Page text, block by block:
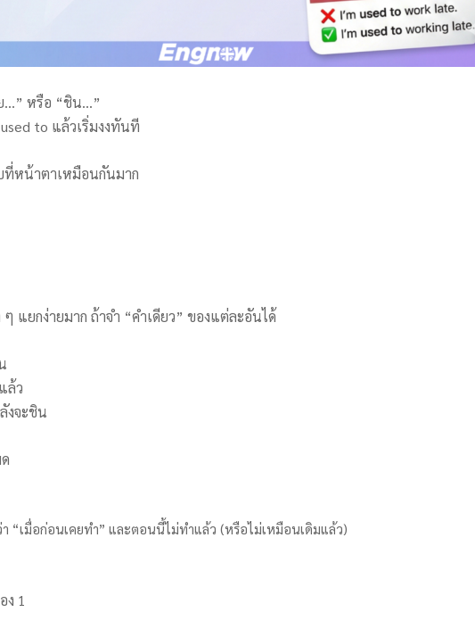
…” หรือ “ชิน…”
to แล้วเริ่มงงทันที
หน้าตาเหมือนกันมาก
แยกง่ายมาก ถ้าจำ “คำเดียว” ของแต่ละอันได้
ล้ว
งจะชิน
“เมื่อก่อนเคยทำ” และตอนนี้ไม่ทำแล้ว (หรือไม่เหมือนเดิมแล้ว)
1